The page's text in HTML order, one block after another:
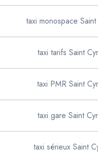
taxi monospace
taxi tarifs Saint
taxi PMR Saint
taxi gare Saint
taxi sérieux Saint